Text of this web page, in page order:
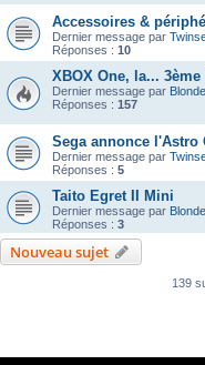
Accessoires &
Dernier message par
Réponses : 10
XBOX One, la... 3ème
Dernier message par
Réponses : 157
Sega annonce l'Astro
Dernier message par
Réponses : 5
Taito Egret II Mini
Dernier message par
Réponses : 3
Nouveau sujet
139